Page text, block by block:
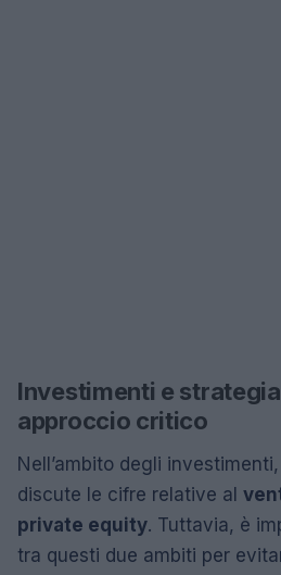
Investimenti e
approccio critico
Nell’ambito degli
discute le cifre relative al
private equity. Tuttavia, è
tra questi due ambiti per